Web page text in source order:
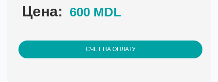
Цена: 600 MDL
СЧЁТ НА ОПЛАТУ